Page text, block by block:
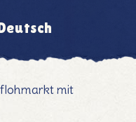
mit